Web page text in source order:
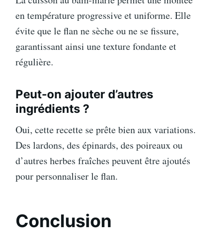
en température progressive et uniforme. Elle
évite que le flan ne sèche ou ne se fissure,
garantissant ainsi une texture fondante et
régulière.
Peut-on ajouter d’autres
ingrédients ?
Oui, cette recette se prête bien aux variations.
Des lardons, des épinards, des poireaux ou
d’autres herbes fraîches peuvent être ajoutés
pour personnaliser le flan.
Conclusion